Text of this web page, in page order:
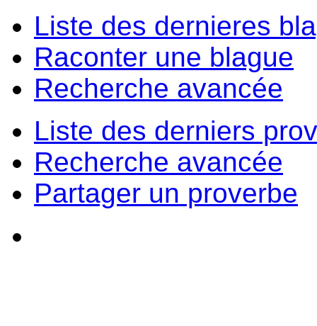
Liste des dernieres
Raconter une blague
Recherche avancée
Liste des derniers
Recherche avancée
Partager un proverbe